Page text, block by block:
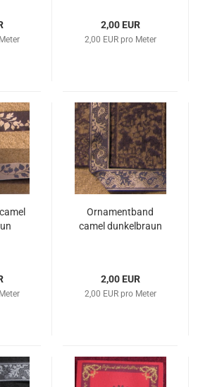
2,00 EUR
2,00 EUR pro Meter
Ornamentband
camel dunkelbraun
2,00 EUR
2,00 EUR pro Meter